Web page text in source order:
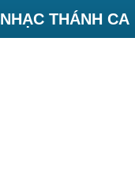
NHẠC THÁNH CA